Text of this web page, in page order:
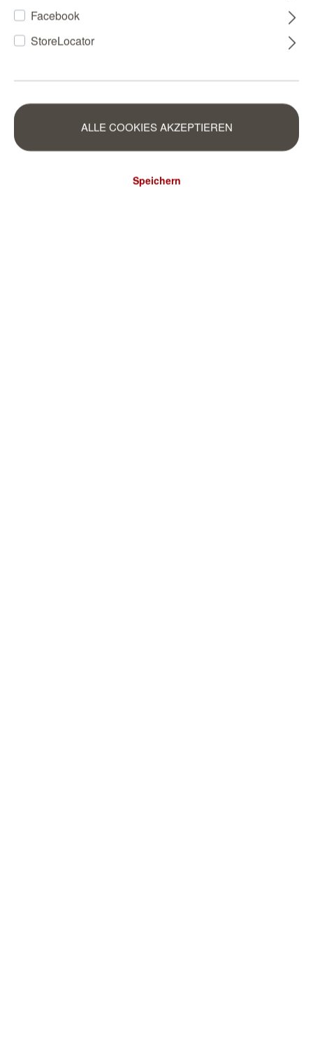
Facebook
StoreLocator
ALLE COOKIES AKZEPTIEREN
Speichern